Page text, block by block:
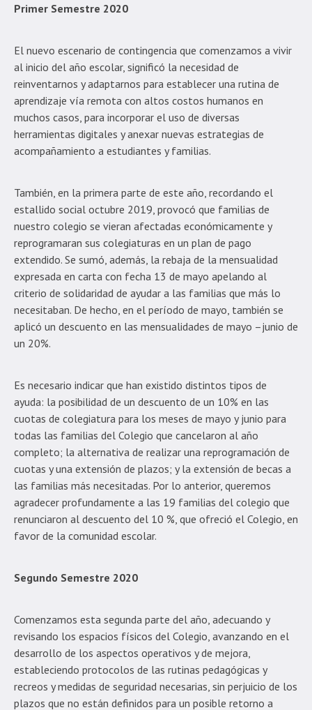
Primer Semestre 2020
El nuevo escenario de contingencia que comenzamos a vivir
al inicio del año escolar, significó la necesidad de
reinventarnos y adaptarnos para establecer una rutina de
aprendizaje vía remota con altos costos humanos en
muchos casos, para incorporar el uso de diversas
herramientas digitales y anexar nuevas estrategias de
acompañamiento a estudiantes y familias.
También, en la primera parte de este año, recordando el
estallido social octubre 2019, provocó que familias de
nuestro colegio se vieran afectadas económicamente y
reprogramaran sus colegiaturas en un plan de pago
extendido. Se sumó, además, la rebaja de la mensualidad
expresada en carta con fecha 13 de mayo apelando al
criterio de solidaridad de ayudar a las familias que más lo
necesitaban. De hecho, en el período de mayo, también se
aplicó un descuento en las mensualidades de mayo –junio de
un 20%.
Es necesario indicar que han existido distintos tipos de
ayuda: la posibilidad de un descuento de un 10% en las
cuotas de colegiatura para los meses de mayo y junio para
todas las familias del Colegio que cancelaron al año
completo; la alternativa de realizar una reprogramación de
cuotas y una extensión de plazos; y la extensión de becas a
las familias más necesitadas. Por lo anterior, queremos
agradecer profundamente a las 19 familias del colegio que
renunciaron al descuento del 10 %, que ofreció el Colegio, en
favor de la comunidad escolar.
Segundo Semestre 2020
Comenzamos esta segunda parte del año, adecuando y
revisando los espacios físicos del Colegio, avanzando en el
desarrollo de los aspectos operativos y de mejora,
estableciendo protocolos de las rutinas pedagógicas y
recreos y medidas de seguridad necesarias, sin perjuicio de los
plazos que no están definidos para un posible retorno a